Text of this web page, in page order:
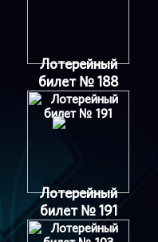
Лотерейный
билет № 188
Лотерейный
билет № 191